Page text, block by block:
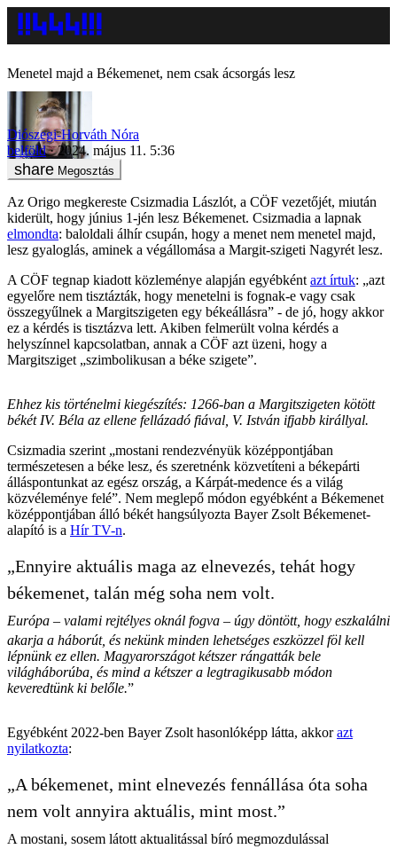
Menetel majd a Békemenet, nem csak ácsorgás lesz
Diószegi-Horváth Nóra
belföld
2024. május 11. 5:36
Megosztás
Az Origo megkereste Csizmadia Lászlót, a CÖF vezetőjét, miután
kiderült, hogy június 1-jén lesz Békemenet. Csizmadia a lapnak
elmondta: baloldali álhír csupán, hogy a menet nem menetel majd,
lesz gyaloglás, aminek a végállomása a Margit-szigeti Nagyrét lesz.
A CÖF tegnap kiadott közleménye alapján egyébként azt írtuk: „azt
egyelőre nem tisztázták, hogy menetelni is fognak-e vagy csak
összegyűlnek a Margitszigeten egy békeállásra” - de jó, hogy akkor
ez a kérdés is tisztázva lett. Akiben felmerült volna kérdés a
helyszínnel kapcsolatban, annak a CÖF azt üzeni, hogy a
Margitsziget „szimbolikusan a béke szigete”.
Ehhez kis történelmi kiegészítés: 1266-ban a Margitszigeten kötött
békét IV. Béla az ellene fellázadó fiával, V. István ifjabb királlyal.
Csizmadia szerint „mostani rendezvényük középpontjában
természetesen a béke lesz, és szeretnénk közvetíteni a békepárti
álláspontunkat az egész ország, a Kárpát-medence és a világ
közvéleménye felé”. Nem meglepő módon egyébként a Békemenet
középpontjában álló békét hangsúlyozta Bayer Zsolt Békemenet-
alapító is a Hír TV-n.
„Ennyire aktuális maga az elnevezés, tehát hogy
békemenet, talán még soha nem volt.
Európa – valami rejtélyes oknál fogva – úgy döntött, hogy eszkalálni
akarja a háborút, és nekünk minden lehetséges eszközzel föl kell
lépnünk ez ellen. Magyarországot kétszer rángatták bele
világháborúba, és mind a kétszer a legtragikusabb módon
keveredtünk ki belőle.”
Egyébként 2022-ben Bayer Zsolt hasonlóképp látta, akkorazt
nyilatkozta:
„A békemenet, mint elnevezés fennállása óta soha
nem volt annyira aktuális, mint most.”
A mostani, sosem látott aktualitással bíró megmozdulással